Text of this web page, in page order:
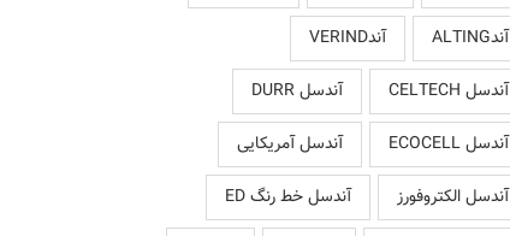
آندALTING
آندVERIND
آندسل CELTECH
آندسل DURR
آندسل ECOCELL
آندسل آمریکایی
آندسل الکتروفورز
آندسل خط رنگ ED